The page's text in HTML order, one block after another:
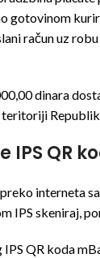
gotovinom
račun uz
dinara
QR
interneta
IPS skeniraj,
QR koda